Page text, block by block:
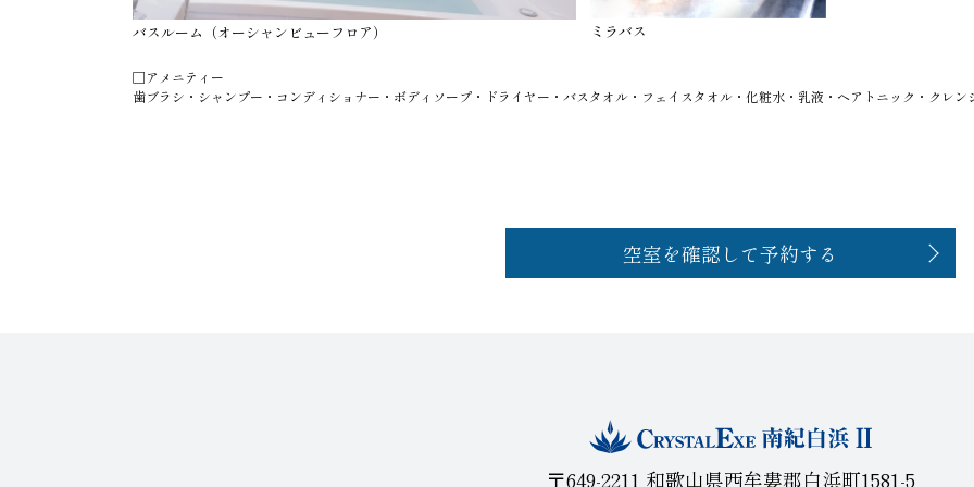
バスルーム（オーシャンビューフロア） ミラバス
□アメニティー
歯ブラシ・シャンプー・コンディショナー・ボディソープ・ドライヤー・バスタオル・フェイスタオル・化粧水・乳液・ヘアトニック・クレン
空室を確認して予約する
〒649-2211 和歌山県西牟婁郡白浜町1581-5